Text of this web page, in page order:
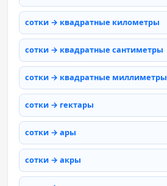
сотки → квадратные километры
сотки → квадратные сантиметры
сотки → квадратные миллиметры
сотки → гектары
сотки → ары
сотки → акры